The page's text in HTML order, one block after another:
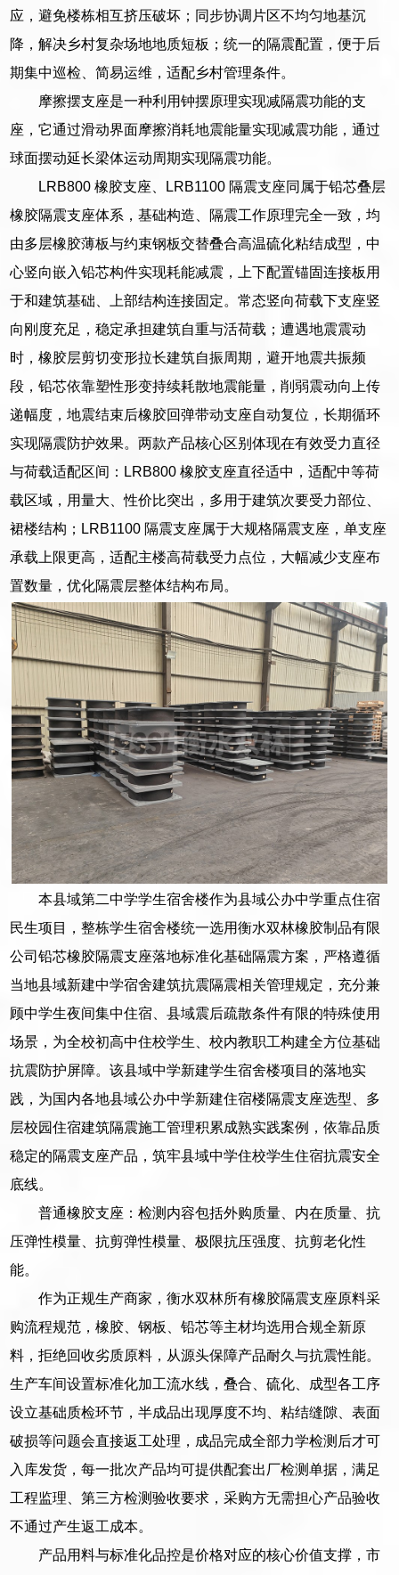
应，避免楼栋相互挤压破坏；同步协调片区不均匀地基沉
降，解决乡村复杂场地地质短板；统一的隔震配置，便于后
期集中巡检、简易运维，适配乡村管理条件。
摩擦摆支座是一种利用钟摆原理实现减隔震功能的支
座，它通过滑动界面摩擦消耗地震能量实现减震功能，通过
球面摆动延长梁体运动周期实现隔震功能。
LRB800 橡胶支座、LRB1100 隔震支座同属于铅芯叠层
橡胶隔震支座体系，基础构造、隔震工作原理完全一致，均
由多层橡胶薄板与约束钢板交替叠合高温硫化粘结成型，中
心竖向嵌入铅芯构件实现耗能减震，上下配置锚固连接板用
于和建筑基础、上部结构连接固定。常态竖向荷载下支座竖
向刚度充足，稳定承担建筑自重与活荷载；遭遇地震震动
时，橡胶层剪切变形拉长建筑自振周期，避开地震共振频
段，铅芯依靠塑性形变持续耗散地震能量，削弱震动向上传
递幅度，地震结束后橡胶回弹带动支座自动复位，长期循环
实现隔震防护效果。两款产品核心区别体现在有效受力直径
与荷载适配区间：LRB800 橡胶支座直径适中，适配中等荷
载区域，用量大、性价比突出，多用于建筑次要受力部位、
裙楼结构；LRB1100 隔震支座属于大规格隔震支座，单支座
承载上限更高，适配主楼高荷载受力点位，大幅减少支座布
置数量，优化隔震层整体结构布局。
本县域第二中学学生宿舍楼作为县域公办中学重点住宿
民生项目，整栋学生宿舍楼统一选用衡水双林橡胶制品有限
公司铅芯橡胶隔震支座落地标准化基础隔震方案，严格遵循
当地县域新建中学宿舍建筑抗震隔震相关管理规定，充分兼
顾中学生夜间集中住宿、县域震后疏散条件有限的特殊使用
场景，为全校初高中住校学生、校内教职工构建全方位基础
抗震防护屏障。该县域中学新建学生宿舍楼项目的落地实
践，为国内各地县域公办中学新建住宿楼隔震支座选型、多
层校园住宿建筑隔震施工管理积累成熟实践案例，依靠品质
稳定的隔震支座产品，筑牢县域中学住校学生住宿抗震安全
底线。
普通橡胶支座：检测内容包括外购质量、内在质量、抗
压弹性模量、抗剪弹性模量、极限抗压强度、抗剪老化性
能。
作为正规生产商家，衡水双林所有橡胶隔震支座原料采
购流程规范，橡胶、钢板、铅芯等主材均选用合规全新原
料，拒绝回收劣质原料，从源头保障产品耐久与抗震性能。
生产车间设置标准化加工流水线，叠合、硫化、成型各工序
设立基础质检环节，半成品出现厚度不均、粘结缝隙、表面
破损等问题会直接返工处理，成品完成全部力学检测后才可
入库发货，每一批次产品均可提供配套出厂检测单据，满足
工程监理、第三方检测验收要求，采购方无需担心产品验收
不通过产生返工成本。
产品用料与标准化品控是价格对应的核心价值支撑，市